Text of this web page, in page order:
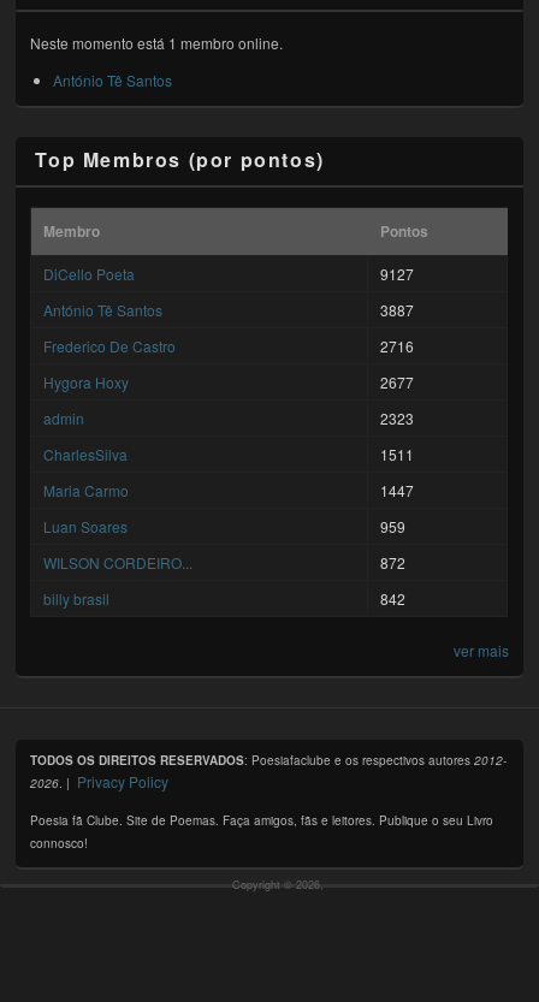
Neste momento está 1 membro online.
António Tê Santos
Top Membros (por pontos)
Membro Pontos
DiCello Poeta
9127
António Tê Santos
3887
Frederico De Castro
2716
Hygora Hoxy
2677
admin
2323
CharlesSilva
1511
Maria Carmo
1447
Luan Soares
959
WILSON CORDEIRO...
872
billy brasil
842
ver mais
TODOS OS DIREITOS RESERVADOS: Poesiafaclube e os respectivos autores2012-
2026. | Privacy Policy
Poesia fã Clube. Site de Poemas. Faça amigos, fãs e leitores. Publique o seu Livro
connosco!
Copyright © 2026,